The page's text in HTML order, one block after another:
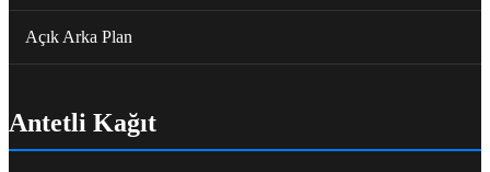
Açık Arka Plan
Antetli Kağıt